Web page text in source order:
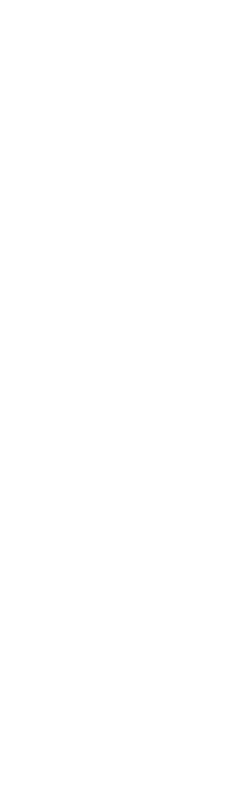
2024, má 162 pokojů. K vybavení
hostů se starají 2 restaurace. Wi-
částečně bezbariérové koupelny a
dětský bazének. Zde jsou k
penze zahrnuje snídaně, obědy a
určitých hodinách. Dezerty a pečivo
přímo u hotelu), fitness,
malých hostů se postará dětské
služby jsou závislé na ročním
pohodlí a relaxaci. Každý pokoj je
čaje, balkonem nebo terasou a jsou